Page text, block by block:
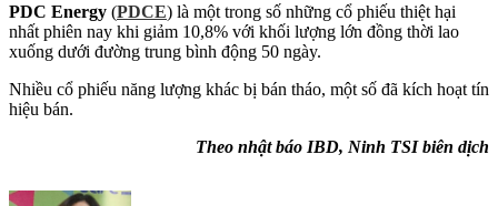
PDC Energy (PDCE) là một trong số những cổ phiếu thiệt hại
nhất phiên nay khi giảm 10,8% với khối lượng lớn đồng thời lao
xuống dưới đường trung bình động 50 ngày.
Nhiều cổ phiếu năng lượng khác bị bán tháo, một số đã kích hoạt tín
hiệu bán.
Theo nhật báo IBD, Ninh TSI biên dịch